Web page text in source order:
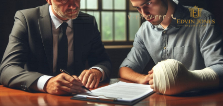
۷۰۲-۳۳۷-۳۴۳۰